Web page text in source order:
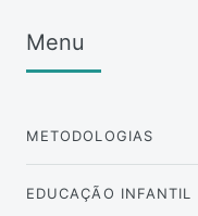
Menu
METODOLOGIAS
EDUCAÇÃO INFANTIL